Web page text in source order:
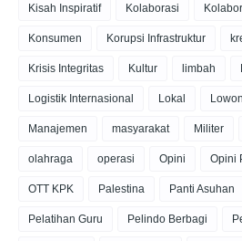
Kisah Inspiratif Kolaborasi
Konsumen Korupsi Infrastruktur
Krisis Integritas Kultur limbah
Logistik Internasional Lokal
Manajemen masyarakat Militer
olahraga operasi Opini Opini
OTT KPK Palestina Panti Asuhan
Pelatihan Guru Pelindo Berbagi